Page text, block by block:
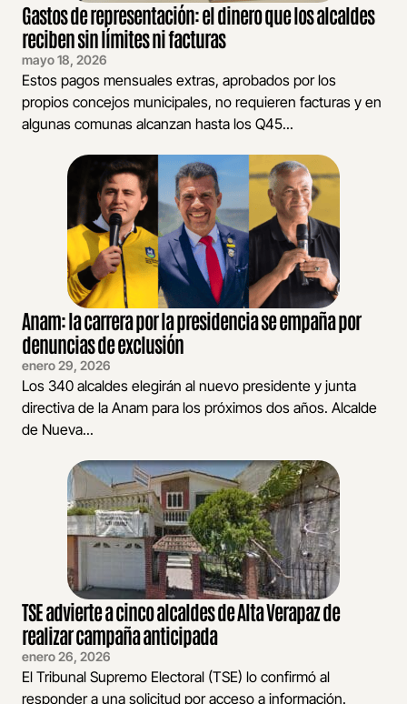
Gastos de representación: el dinero que los alcaldes
reciben sin límites ni facturas
mayo 18, 2026
Estos pagos mensuales extras, aprobados por los
propios concejos municipales, no requieren facturas y en
algunas comunas alcanzan hasta los Q45...
Anam: la carrera por la presidencia se empaña por
denuncias de exclusión
enero 29, 2026
Los 340 alcaldes elegirán al nuevo presidente y junta
directiva de la Anam para los próximos dos años. Alcalde
de Nueva...
TSE advierte a cinco alcaldes de Alta Verapaz de
realizar campaña anticipada
enero 26, 2026
El Tribunal Supremo Electoral (TSE) lo confirmó al
responder a una solicitud por acceso a información.